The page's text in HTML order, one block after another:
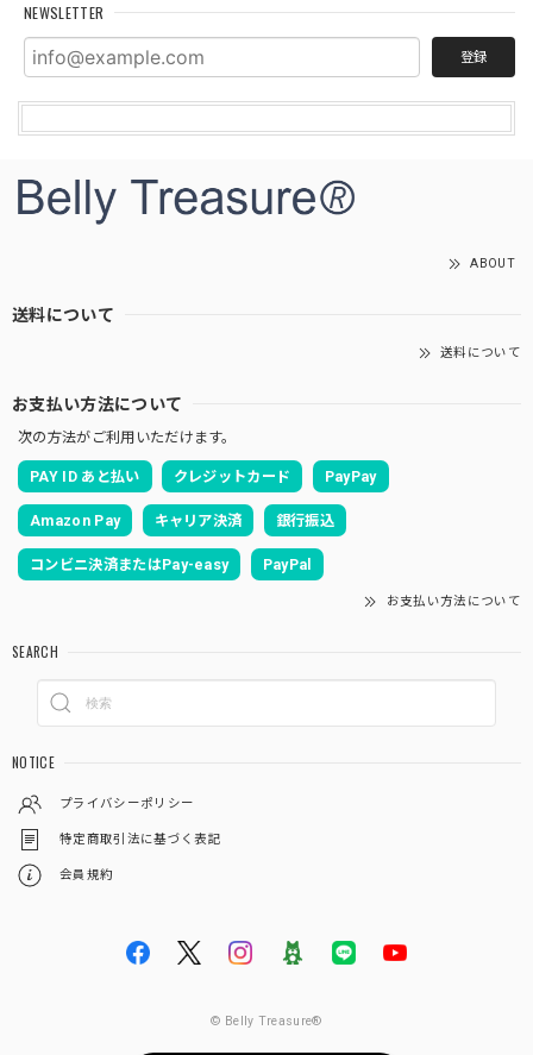
NEWSLETTER
登録
ABOUT
送料について
送料について
お支払い方法について
次の方法がご利用いただけます。
PAY ID あと払い クレジットカード PayPay
Amazon Pay キャリア決済 銀行振込
コンビニ決済またはPay-easy PayPal
お支払い方法について
SEARCH
NOTICE
プライバシーポリシー
特定商取引法に基づく表記
会員規約
© Belly Treasure®︎